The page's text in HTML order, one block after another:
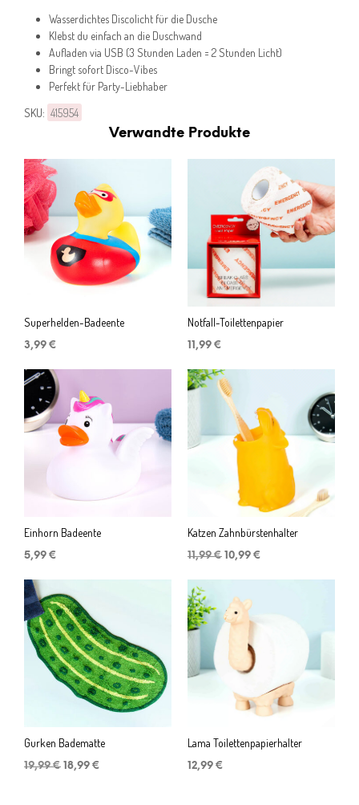
Wasserdichtes Discolicht für die Dusche
Klebst du einfach an die Duschwand
Aufladen via USB (3 Stunden Laden = 2 Stunden Licht)
Bringt sofort Disco-Vibes
Perfekt für Party-Liebhaber
SKU: 415954
Verwandte Produkte
Superhelden-Badeente
3,99 €
Notfall-Toilettenpapier
11,99 €
Einhorn Badeente
5,99 €
Katzen Zahnbürstenhalter
11,99€ Ursprünglicher
war:
11,99 €
10,99 €
ist:
Gurken Badematte
19,99€ Ursprünglicher
18,99 €
Lama Toilettenpapierhalter
12,99 €